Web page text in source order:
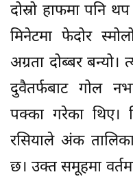
दोस्रो हाफमा पनि
मिनेटमा फेदोर
अग्रता दोब्बर
दुवैतर्फबाट गोल
पक्का गरेका थिए।
रसियाले अंक
छ। उक्त समूहमा